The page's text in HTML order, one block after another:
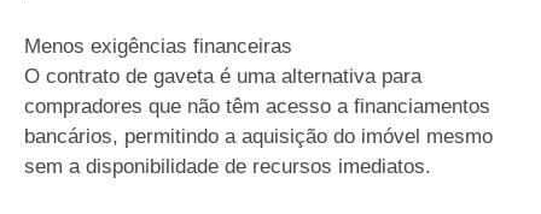
Menos exigências financeiras
O contrato de gaveta é uma alternativa para
compradores que não têm acesso a financiamentos
bancários, permitindo a aquisição do imóvel mesmo
sem a disponibilidade de recursos imediatos.